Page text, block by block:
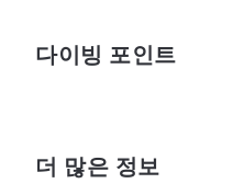
다이빙 포인트
더 많은 정보